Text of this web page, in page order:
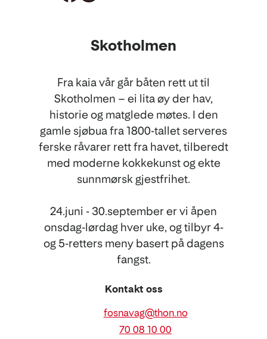
Skotholmen
Fra kaia vår går båten rett ut til
Skotholmen – ei lita øy der hav,
historie og matglede møtes. I den
gamle sjøbua fra 1800-tallet serveres
ferske råvarer rett fra havet, tilberedt
med moderne kokkekunst og ekte
sunnmørsk gjestfrihet.
24.juni - 30.september er vi åpen
onsdag-lørdag hver uke, og tilbyr 4-
og 5-retters meny basert på dagens
fangst.
Kontakt oss
fosnavag@thon.no
70 08 10 00